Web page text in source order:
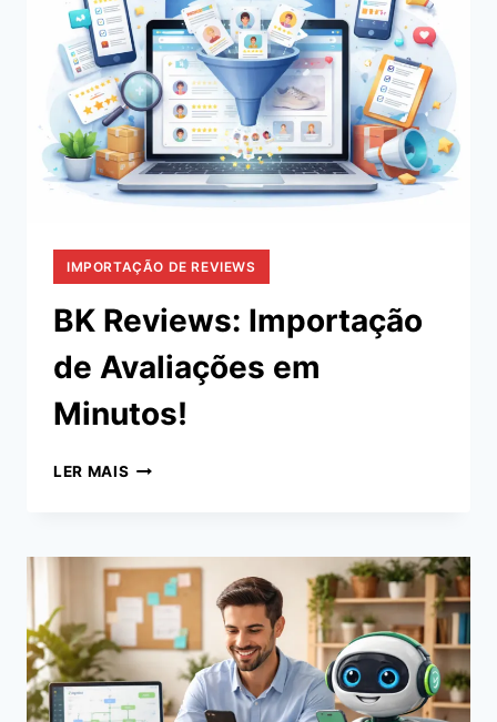
SIMPLES
IMPORTAÇÃO DE REVIEWS
BK Reviews: Importação
de Avaliações em
Minutos!
LER MAIS BK
AVALIAÇÕES
MINUTOS!